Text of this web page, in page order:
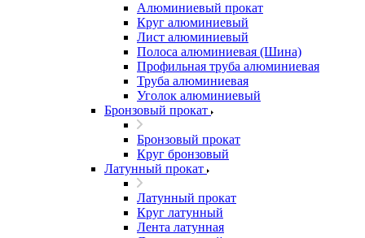
Алюминиевый прокат
Круг алюминиевый
Лист алюминиевый
Полоса алюминиевая (Шина)
Профильная труба алюминиевая
Труба алюминиевая
Уголок алюминиевый
Бронзовый прокат
Бронзовый прокат
Круг бронзовый
Латунный прокат
Латунный прокат
Круг латунный
Лента латунная